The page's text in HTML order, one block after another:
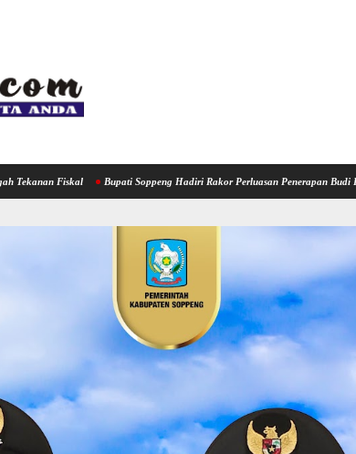
Bupati Soppeng Hadiri Rakor Perluasan Penerapan Budi Daya Padi PM-AAS